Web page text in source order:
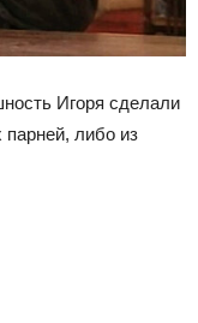
Игоря сделали
парней, либо из